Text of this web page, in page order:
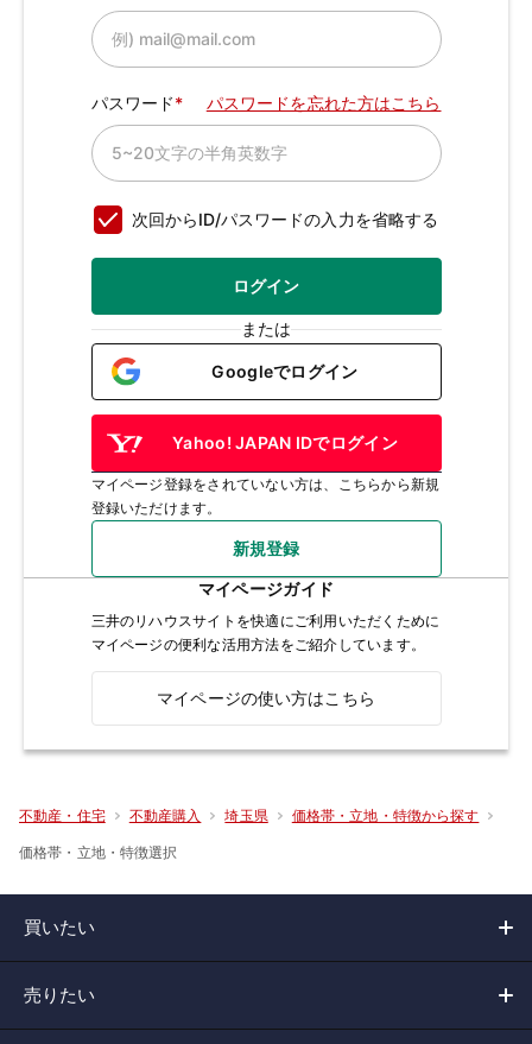
パスワード パスワードを忘れた方はこちら
次回からID/パスワードの入力を省略する
ログイン
または
Googleでログイン
Yahoo! JAPAN IDでログイン
マイページ登録をされていない方は、こちらから新規
登録いただけます。
新規登録
マイページガイド
三井のリハウスサイトを快適にご利用いただくために
マイページの便利な活用方法をご紹介しています。
マイページの使い方はこちら
不動産・住宅 不動産購入 埼玉県 価格帯・立地・特徴から探す
価格帯・立地・特徴選択
買いたい
売りたい